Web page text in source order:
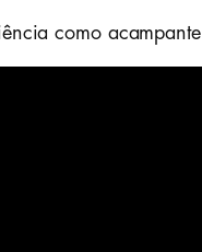
como acampante